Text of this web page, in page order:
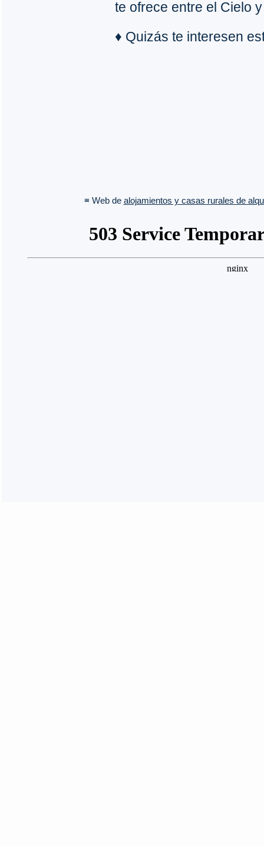
te ofrece entre el Cielo
♦ Quizás te interesen
≡ Web de alojamientos y casas rurales de